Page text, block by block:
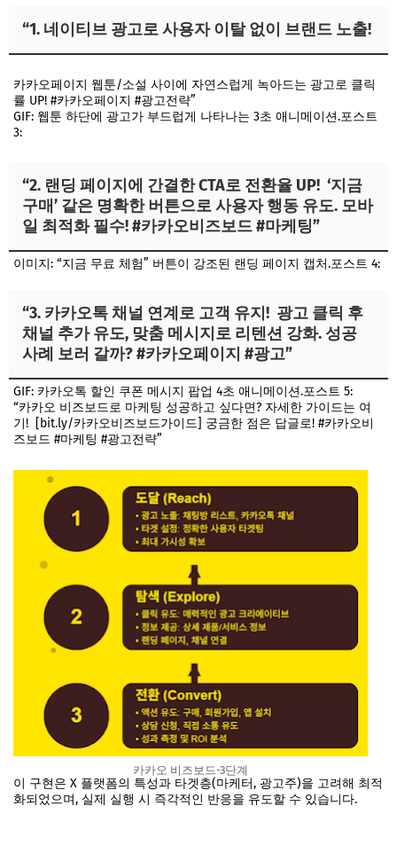
“1. 네이티브 광고로 사용자 이탈 없이 브랜드 노출!
카카오페이지 웹툰/소설 사이에 자연스럽게 녹아드는 광고로 클릭
률 UP! #카카오페이지 #광고전략”
GIF: 웹툰 하단에 광고가 부드럽게 나타나는 3초 애니메이션.포스트
3:
“2. 랜딩 페이지에 간결한 CTA로 전환율 UP! ‘지금
구매’ 같은 명확한 버튼으로 사용자 행동 유도. 모바
일 최적화 필수! #카카오비즈보드 #마케팅”
이미지: “지금 무료 체험” 버튼이 강조된 랜딩 페이지 캡처.포스트 4:
“3. 카카오톡 채널 연계로 고객 유지! 광고 클릭 후
채널 추가 유도, 맞춤 메시지로 리텐션 강화. 성공
사례 보러 갈까? #카카오페이지 #광고”
GIF: 카카오톡 할인 쿠폰 메시지 팝업 4초 애니메이션.포스트 5:
“카카오 비즈보드로 마케팅 성공하고 싶다면? 자세한 가이드는 여
기! [bit.ly/카카오비즈보드가이드] 궁금한 점은 답글로! #카카오비
즈보드 #마케팅 #광고전략”
카카오 비즈보드-3단계
이 구현은 X 플랫폼의 특성과 타겟층(마케터, 광고주)을 고려해 최적
화되었으며, 실제 실행 시 즉각적인 반응을 유도할 수 있습니다.